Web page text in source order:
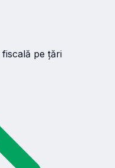
pe țări